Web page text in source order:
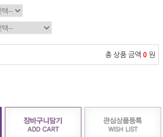
총 상품 금액 0 원